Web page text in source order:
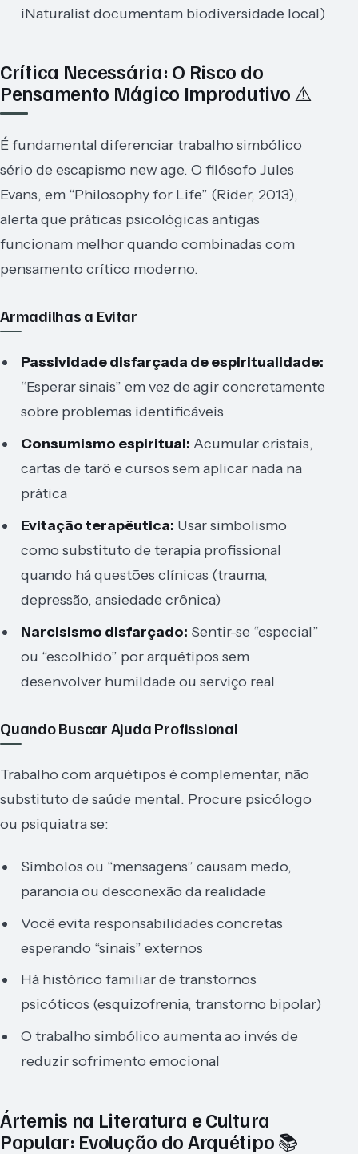
iNaturalist documentam biodiversidade local)
Crítica Necessária: O Risco do
Pensamento Mágico Improdutivo ⚠️
É fundamental diferenciar trabalho simbólico
sério de escapismo new age. O filósofo Jules
Evans, em “Philosophy for Life” (Rider, 2013),
alerta que práticas psicológicas antigas
funcionam melhor quando combinadas com
pensamento crítico moderno.
Armadilhas a Evitar
Passividade disfarçada de espiritualidade:
“Esperar sinais” em vez de agir concretamente
sobre problemas identificáveis
Consumismo espiritual: Acumular cristais,
cartas de tarô e cursos sem aplicar nada na
prática
Evitação terapêutica: Usar simbolismo
como substituto de terapia profissional
quando há questões clínicas (trauma,
depressão, ansiedade crônica)
Narcisismo disfarçado: Sentir-se “especial”
ou “escolhido” por arquétipos sem
desenvolver humildade ou serviço real
Quando Buscar Ajuda Profissional
Trabalho com arquétipos é complementar, não
substituto de saúde mental. Procure psicólogo
ou psiquiatra se:
Símbolos ou “mensagens” causam medo,
paranoia ou desconexão da realidade
Você evita responsabilidades concretas
esperando “sinais” externos
Há histórico familiar de transtornos
psicóticos (esquizofrenia, transtorno bipolar)
O trabalho simbólico aumenta ao invés de
reduzir sofrimento emocional
Ártemis na Literatura e Cultura
Popular: Evolução do Arquétipo 📚